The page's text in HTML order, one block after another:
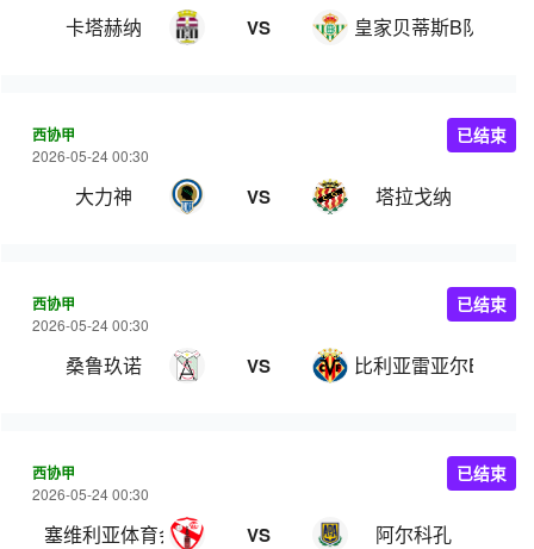
卡塔赫纳 VS 皇家贝蒂斯B队
西协甲
2026-05-24 00:30
大力神 VS 塔拉戈纳
已结束
西协甲
2026-05-24 00:30
桑鲁玖诺 VS 比利亚雷亚尔B队
已结束
西协甲
2026-05-24 00:30
塞维利亚体育会 VS 阿尔科孔
已结束